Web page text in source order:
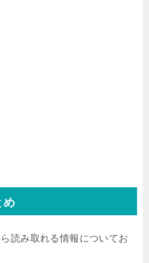
め
読み取れる情報についてお